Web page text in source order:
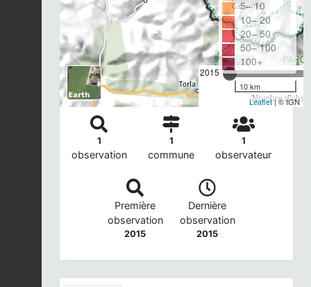
2015
Nombre
5– 10
10– 20
20– 50
50– 100
100+
10 km
Leaflet| © IGN
1
observation
1
commune
1
observateur
Première
observation
2015
Dernière
observation
2015